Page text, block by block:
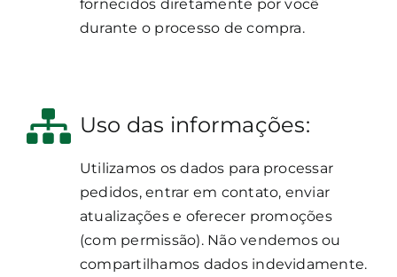
fornecidos diretamente por você
durante o processo de compra.
Uso das informações:
Utilizamos os dados para processar
pedidos, entrar em contato, enviar
atualizações e oferecer promoções
(com permissão). Não vendemos ou
compartilhamos dados indevidamente.